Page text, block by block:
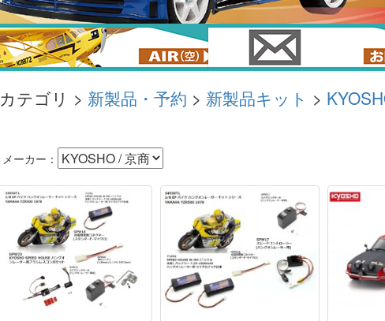
カテゴリ > 新製品・予約 > 新製品キット >
メーカー：